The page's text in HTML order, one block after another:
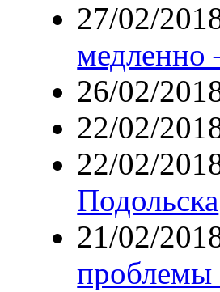
27/02/
медленно
26/02/
22/02/
22/02/
Подольска
21/02/